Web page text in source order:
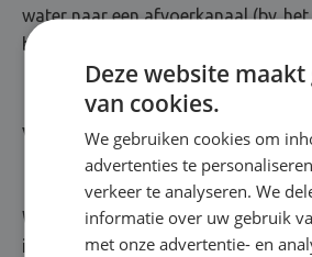
water naar een afvoerkanaal (bv.
behulp van een pomp.
Vloerdrainage
We schuiven een vloerdrainage naar
infiltreert in de keldervloer. In dat
Deze website
van cookies.
We gebruiken cookies om
advertenties te
verkeer te analyseren. We
informatie over uw gebruik
met onze advertentie- en